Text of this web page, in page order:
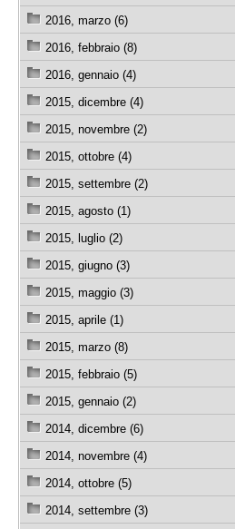
2016, marzo (6)
2016, febbraio (8)
2016, gennaio (4)
2015, dicembre (4)
2015, novembre (2)
2015, ottobre (4)
2015, settembre (2)
2015, agosto (1)
2015, luglio (2)
2015, giugno (3)
2015, maggio (3)
2015, aprile (1)
2015, marzo (8)
2015, febbraio (5)
2015, gennaio (2)
2014, dicembre (6)
2014, novembre (4)
2014, ottobre (5)
2014, settembre (3)